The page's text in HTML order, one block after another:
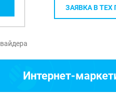
ЗАЯВКА В
Интернет-